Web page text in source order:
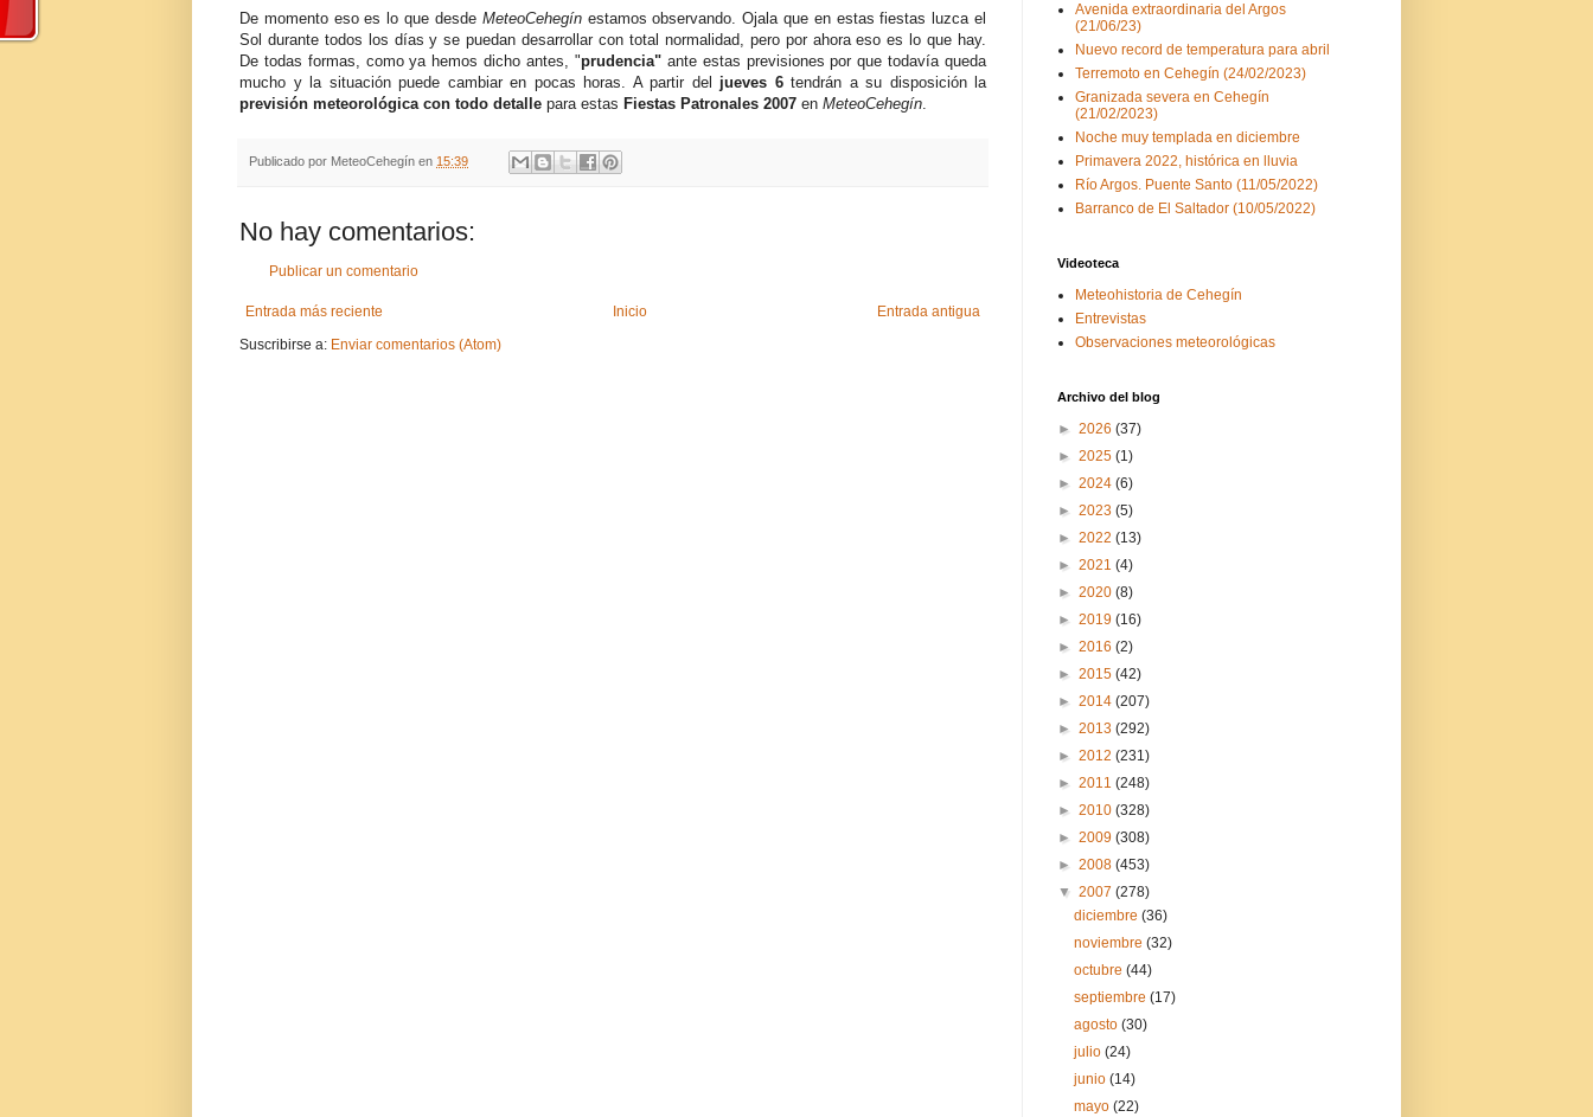
De momento eso es lo que desde MeteoCehegínestamos observando. Ojala que en estas fiestas luzca el
Sol durante todos los días y se puedan desarrollar con total normalidad, pero por ahora eso es lo que hay.
De todas formas, como ya hemos dicho antes, "prudencia"ante estas previsiones por que todavía queda
mucho y la situación puede cambiar en pocas horas. A partir del jueves 6tendrán a su disposición la
previsión meteorológica con todo detalle para estas Fiestas Patronales 2007 en MeteoCehegín.
Publicado por MeteoCehegín en 15:39
No hay comentarios:
Publicar un comentario
Entrada más reciente Entrada antigua
Inicio
Suscribirse a: Enviar comentarios (Atom)
Avenida extraordinaria del Argos
(21/06/23)
Nuevo record de temperatura para abril
Terremoto en Cehegín (24/02/2023)
Granizada severa en Cehegín
(21/02/2023)
Noche muy templada en diciembre
Primavera 2022, histórica en lluvia
Río Argos. Puente Santo (11/05/2022)
Barranco de El Saltador (10/05/2022)
Videoteca
Meteohistoria de Cehegín
Entrevistas
Observaciones meteorológicas
Archivo del blog
► 2026 (37)
► 2025 (1)
► 2024 (6)
► 2023 (5)
► 2022 (13)
► 2021 (4)
► 2020 (8)
► 2019 (16)
► 2016 (2)
► 2015 (42)
► 2014 (207)
► 2013 (292)
► 2012 (231)
► 2011 (248)
► 2010 (328)
► 2009 (308)
► 2008 (453)
▼ 2007 (278)
diciembre(36)
noviembre(32)
octubre(44)
septiembre(17)
agosto(30)
julio(24)
junio(14)
mayo(22)